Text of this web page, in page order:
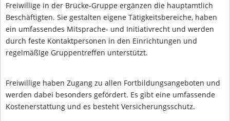
Freiwillige in der Brücke-Gruppe ergänzen die hauptamtlich
Beschäftigten. Sie gestalten eigene Tätigkeitsbereiche, haben
ein umfassendes Mitsprache- und Initiativrecht und werden
durch feste Kontaktpersonen in den Einrichtungen und
regelmäßige Gruppentreffen unterstützt.
Freiwillige haben Zugang zu allen Fortbildungsangeboten und
werden dabei besonders gefördert. Es gibt eine umfassende
Kostenerstattung und es besteht Versicherungsschutz.